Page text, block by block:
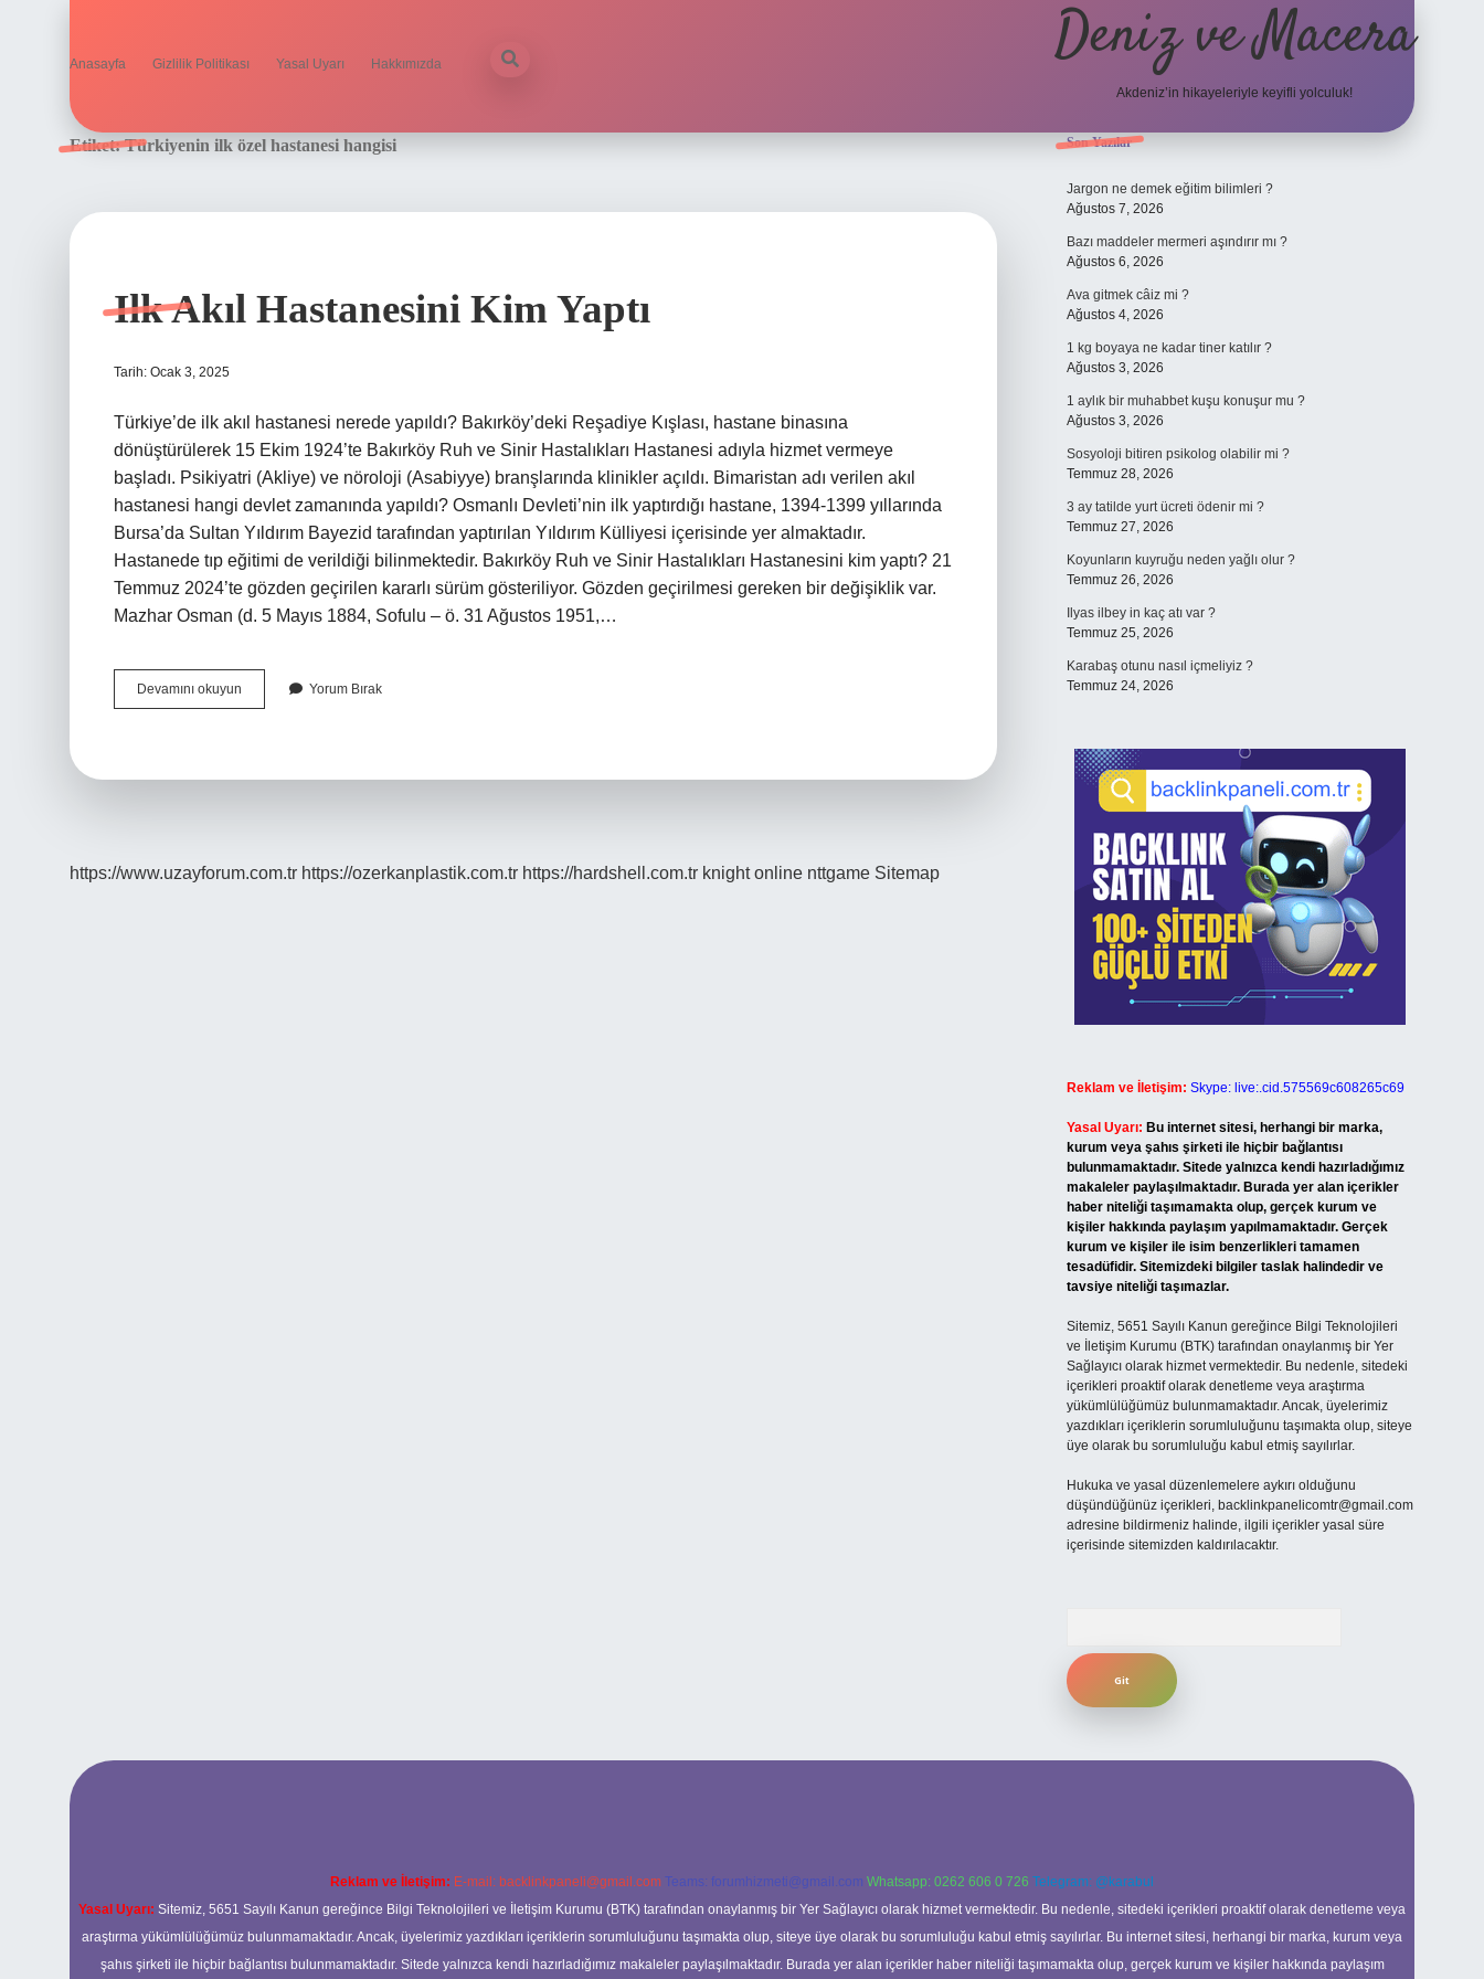
Anasayfa Gizlilik Politikası Yasal Uyarı Hakkımızda Deniz ve Macera
Akdeniz’in hikayeleriyle keyifli yolculuk!
Etiket:Türkiyenin ilk özel hastanesi hangisi
Ilk Akıl Hastanesini Kim Yaptı
Tarih: Ocak 3, 2025
Türkiye’de ilk akıl hastanesi nerede yapıldı? Bakırköy’deki Reşadiye Kışlası, hastane binasına
dönüştürülerek 15 Ekim 1924’te Bakırköy Ruh ve Sinir Hastalıkları Hastanesi adıyla hizmet vermeye
başladı. Psikiyatri (Akliye) ve nöroloji (Asabiyye) branşlarında klinikler açıldı. Bimaristan adı verilen akıl
hastanesi hangi devlet zamanında yapıldı? Osmanlı Devleti’nin ilk yaptırdığı hastane, 1394-1399 yıllarında
Bursa’da Sultan Yıldırım Bayezid tarafından yaptırılan Yıldırım Külliyesi içerisinde yer almaktadır.
Hastanede tıp eğitimi de verildiği bilinmektedir. Bakırköy Ruh ve Sinir Hastalıkları Hastanesini kim yaptı? 21
Temmuz 2024’te gözden geçirilen kararlı sürüm gösteriliyor. Gözden geçirilmesi gereken bir değişiklik var.
Mazhar Osman (d. 5 Mayıs 1884, Sofulu – ö. 31 Ağustos 1951,…
Devamını okuyun
Akıl
Yorum Bırak
https://www.uzayforum.com.tr https://ozerkanplastik.com.tr https://hardshell.com.tr knight online nttgame Sitemap
Sidebar
Son Yazılar
Jargon ne demek eğitim bilimleri ?
Ağustos 7, 2026
Bazı maddeler mermeri aşındırır mı ?
Ağustos 6, 2026
Ava gitmek câiz mi ?
Ağustos 4, 2026
1 kg boyaya ne kadar tiner katılır ?
Ağustos 3, 2026
1 aylık bir muhabbet kuşu konuşur mu ?
Ağustos 3, 2026
Sosyoloji bitiren psikolog olabilir mi ?
Temmuz 28, 2026
3 ay tatilde yurt ücreti ödenir mi ?
Temmuz 27, 2026
Koyunların kuyruğu neden yağlı olur ?
Temmuz 26, 2026
Ilyas ilbey in kaç atı var ?
Temmuz 25, 2026
Karabaş otunu nasıl içmeliyiz ?
Temmuz 24, 2026
Reklam ve İletişim: Skype: live:.cid.575569c608265c69
Yasal Uyarı: Bu internet sitesi, herhangi bir marka,
kurum veya şahıs şirketi ile hiçbir bağlantısı
bulunmamaktadır. Sitede yalnızca kendi hazırladığımız
makaleler paylaşılmaktadır. Burada yer alan içerikler
haber niteliği taşımamakta olup, gerçek kurum ve
kişiler hakkında paylaşım yapılmamaktadır. Gerçek
kurum ve kişiler ile isim benzerlikleri tamamen
tesadüfidir. Sitemizdeki bilgiler taslak halindedir ve
tavsiye niteliği taşımazlar.
Sitemiz, 5651 Sayılı Kanun gereğince Bilgi Teknolojileri
ve İletişim Kurumu (BTK) tarafından onaylanmış bir Yer
Sağlayıcı olarak hizmet vermektedir. Bu nedenle, sitedeki
içerikleri proaktif olarak denetleme veya araştırma
yükümlülüğümüz bulunmamaktadır. Ancak, üyelerimiz
yazdıkları içeriklerin sorumluluğunu taşımakta olup, siteye
üye olarak bu sorumluluğu kabul etmiş sayılırlar.
Hukuka ve yasal düzenlemelere aykırı olduğunu
düşündüğünüz içerikleri, backlinkpanelicomtr@gmail.com
adresine bildirmeniz halinde, ilgili içerikler yasal süre
içerisinde sitemizden kaldırılacaktır.
Reklam ve İletişim: E-mail: backlinkpaneli@gmail.com Teams: forumhizmeti@gmail.com Whatsapp: 0262 606 0 726 Telegram: @karabul
Yasal Uyarı: Sitemiz, 5651 Sayılı Kanun gereğince Bilgi Teknolojileri ve İletişim Kurumu (BTK) tarafından onaylanmış bir Yer Sağlayıcı olarak hizmet vermektedir. Bu nedenle, sitedeki içerikleri proaktif olarak denetleme veya
araştırma yükümlülüğümüz bulunmamaktadır. Ancak, üyelerimiz yazdıkları içeriklerin sorumluluğunu taşımakta olup, siteye üye olarak bu sorumluluğu kabul etmiş sayılırlar. Bu internet sitesi, herhangi bir marka, kurum veya
şahıs şirketi ile hiçbir bağlantısı bulunmamaktadır. Sitede yalnızca kendi hazırladığımız makaleler paylaşılmaktadır. Burada yer alan içerikler haber niteliği taşımamakta olup, gerçek kurum ve kişiler hakkında paylaşım